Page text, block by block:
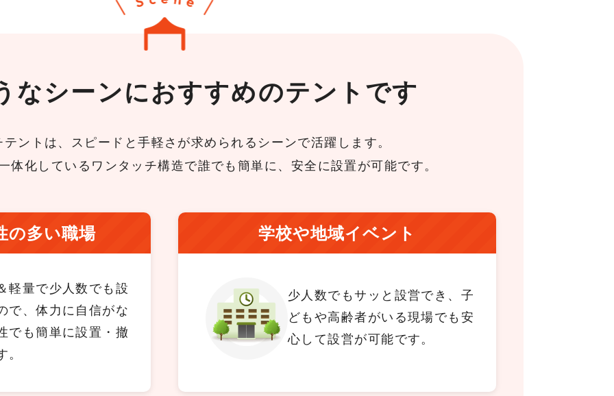
なシーンにおすすめのテントです
ントは、スピードと手軽さが求められるシーンで活躍します。
体化しているワンタッチ構造で誰でも簡単に、安全に設置が可能です。
の多い職場
軽量で少人数でも設
で、体力に自信がな
でも簡単に設置・撤
。
学校や地域イベント
少人数でもサッと設営でき、子
どもや高齢者がいる現場でも安
心して設営が可能です。